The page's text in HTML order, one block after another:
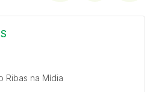
Ribas na Mídia